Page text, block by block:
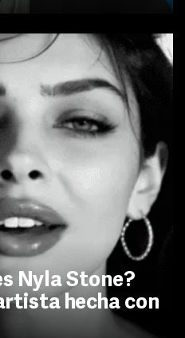
Nyla Stone?
hecha con